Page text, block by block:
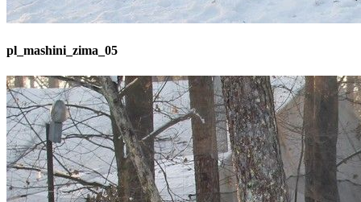
pl_mashini_zima_05